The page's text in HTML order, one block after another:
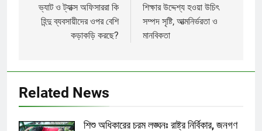
navigation
ভ্যাট ও ট্যাক্স অফিসাররা কি
হিন্দু ব্যবসায়ীদের ওপর বেশি
কড়াকড়ি করছে?
শিক্ষার উদ্দেশ্য হওয়া উচিৎ
সম্পদ সৃষ্টি, আত্মনির্ভরতা ও
মানবিকতা
Related News
শিশু অধিকারের চরম লঙ্ঘনঃ রাষ্ট্র নির্বিকার, জনগণ